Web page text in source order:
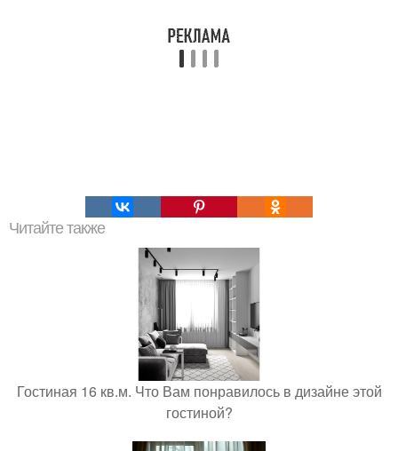
Читайте также
Гостиная 16 кв.м. Что Вам понравилось в дизайне этой
гостиной?